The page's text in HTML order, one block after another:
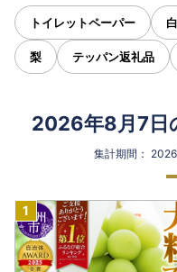
トイレットペーパー
梨 テッパン返礼品
2026年8月7日
集計期間：